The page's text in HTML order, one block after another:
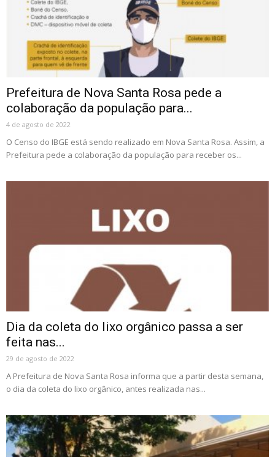
Prefeitura de Nova Santa Rosa pede a
colaboração da população para...
4 de agosto de 2022
O Censo do IBGE está sendo realizado em Nova Santa Rosa. Assim, a
Prefeitura pede a colaboração da população para receber os...
Dia da coleta do lixo orgânico passa a ser
feita nas...
29 de agosto de 2022
A Prefeitura de Nova Santa Rosa informa que a partir desta semana,
o dia da coleta do lixo orgânico, antes realizada nas...